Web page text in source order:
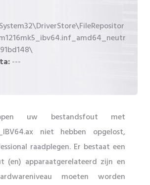
---
uw bestandsfout met
niet hebben opgelost,
raadplegen. Er bestaat een
(en) apparaatgerelateerd zijn en
moeten worden